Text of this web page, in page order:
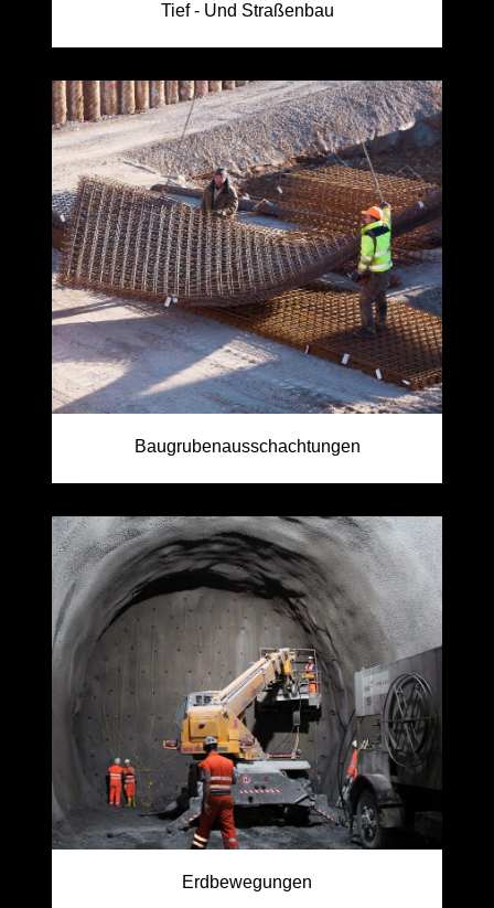
Tief - Und Straßenbau
Baugrubenausschachtungen
Erdbewegungen